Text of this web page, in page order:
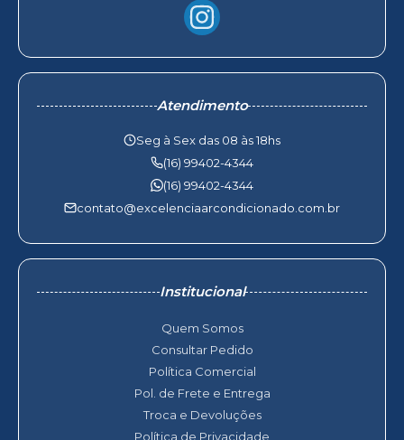
Atendimento
Seg à Sex das 08 às 18hs
(16) 99402-4344
(16) 99402-4344
contato@excelenciaarcondicionado.com.br
Institucional
Quem Somos
Consultar Pedido
Política Comercial
Pol. de Frete e Entrega
Troca e Devoluções
Política de Privacidade